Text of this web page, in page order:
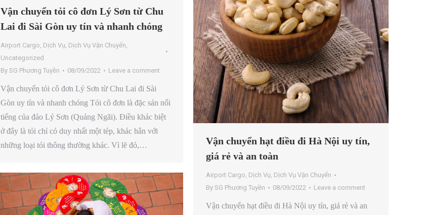
Vận chuyển tỏi cô đơn Lý Sơn từ Chu
Lai đi Sài Gòn uy tín và nhanh chóng
Airport Cargo, Dịch Vụ, Dịch Vụ Vận Chuyển,
Uncategorized
By SG Phương Tuyền 08/09/2022 Leave a comment
Vận chuyển tỏi cô đơn Lý Sơn từ Chu Lai đi Sài
Gòn uy tín và nhanh chóng Tỏi cô đơn là đặc sản nổi
tiếng của đảo Lý Sơn (Quảng Ngãi). Điều khác biệt
ở đây là tỏi chỉ có duy nhất một tép, khác hẳn với
những loại tỏi thông thường khác. Vì lẽ đó,…
Vận chuyển hạt điều đi Hà Nội uy tín,
giá rẻ và an toàn
Airport Cargo, Dịch Vụ, Dịch Vụ Vận Chuyển
By SG Phương Tuyền 08/09/2022 Leave a comment
Vận chuyển hạt điều đi Hà Nội uy tín, giá rẻ và an